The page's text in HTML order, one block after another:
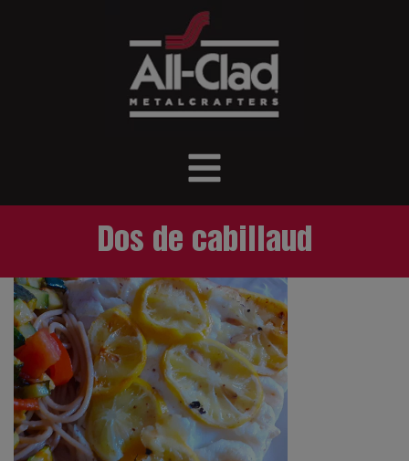
Dos de cabillaud